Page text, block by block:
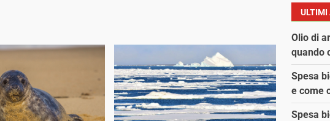
ULTIMI
Olio di
quando
Spesa
e come
Spesa